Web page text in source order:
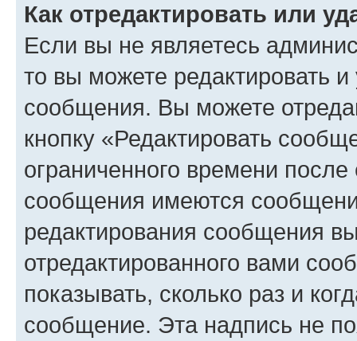
Как отредактировать или
Если вы не являетесь
то вы можете редактировать
сообщения. Вы можете
кнопку «Редактировать
ограниченного времени
сообщения имеются
редактирования сообщения
отредактированного вами
показывать, сколько раз и
сообщение. Эта надпись не